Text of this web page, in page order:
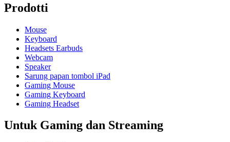
Prodotti
Mouse
Keyboard
Headsets Earbuds
Webcam
Speaker
Sarung papan tombol iPad
Gaming Mouse
Gaming Keyboard
Gaming Headset
Untuk Gaming dan Streaming